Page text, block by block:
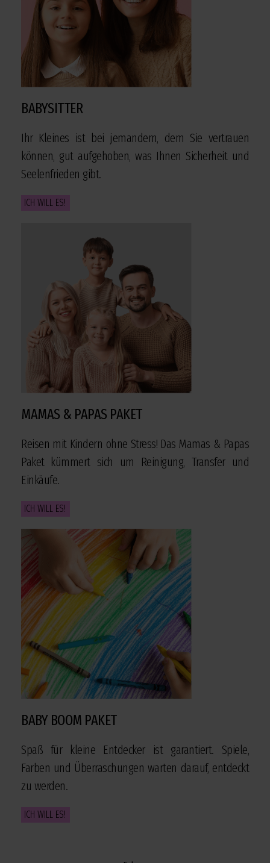
BABYSITTER
Ihr Kleines ist bei jemandem, dem Sie vertrauen
können, gut aufgehoben, was Ihnen Sicherheit und
Seelenfrieden gibt.
ICH WILL ES!
MAMAS & PAPAS PAKET
Reisen mit Kindern ohne Stress! Das Mamas & Papas
Paket kümmert sich um Reinigung, Transfer und
Einkäufe.
ICH WILL ES!
BABY BOOM PAKET
Spaß für kleine Entdecker ist garantiert. Spiele,
Farben und Überraschungen warten darauf, entdeckt
zu werden.
ICH WILL ES!